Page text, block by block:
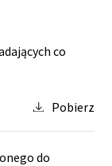
co
Pobierz
do